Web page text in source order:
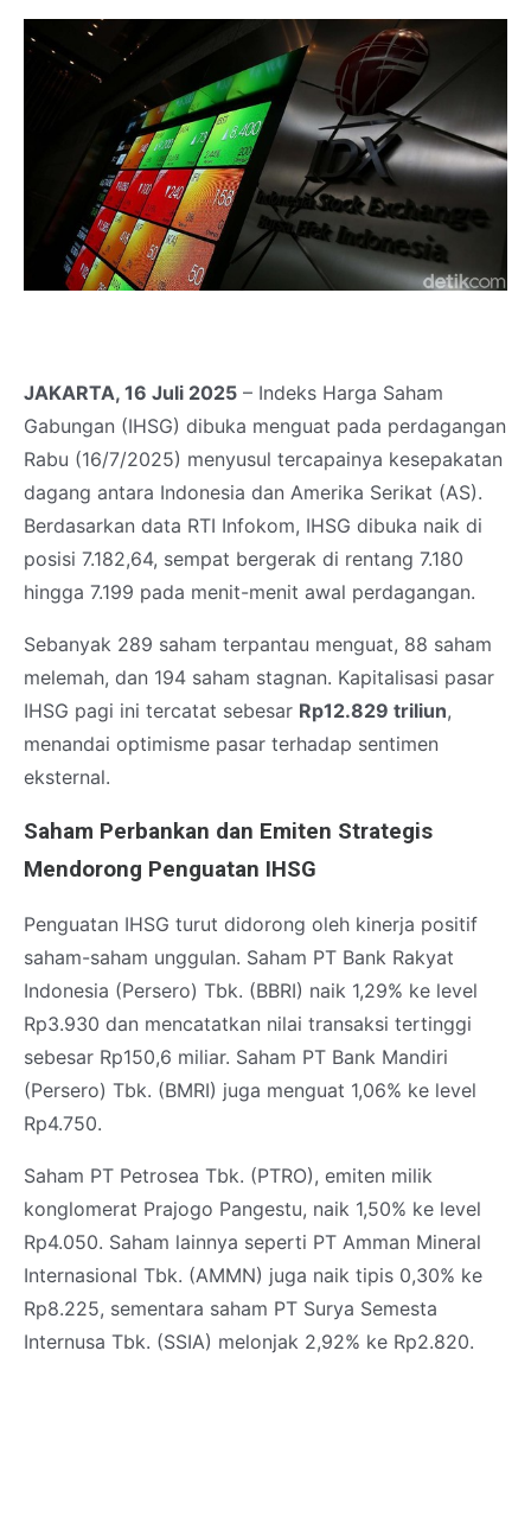
JAKARTA, 16 Juli 2025 – Indeks Harga Saham
Gabungan (IHSG) dibuka menguat pada perdagangan
Rabu (16/7/2025) menyusul tercapainya kesepakatan
dagang antara Indonesia dan Amerika Serikat (AS).
Berdasarkan data RTI Infokom, IHSG dibuka naik di
posisi 7.182,64, sempat bergerak di rentang 7.180
hingga 7.199 pada menit-menit awal perdagangan.
Sebanyak 289 saham terpantau menguat, 88 saham
melemah, dan 194 saham stagnan. Kapitalisasi pasar
IHSG pagi ini tercatat sebesar Rp12.829 triliun,
menandai optimisme pasar terhadap sentimen
eksternal.
Saham Perbankan dan Emiten Strategis
Mendorong Penguatan IHSG
Penguatan IHSG turut didorong oleh kinerja positif
saham-saham unggulan. Saham PT Bank Rakyat
Indonesia (Persero) Tbk. (BBRI) naik 1,29% ke level
Rp3.930 dan mencatatkan nilai transaksi tertinggi
sebesar Rp150,6 miliar. Saham PT Bank Mandiri
(Persero) Tbk. (BMRI) juga menguat 1,06% ke level
Rp4.750.
Saham PT Petrosea Tbk. (PTRO), emiten milik
konglomerat Prajogo Pangestu, naik 1,50% ke level
Rp4.050. Saham lainnya seperti PT Amman Mineral
Internasional Tbk. (AMMN) juga naik tipis 0,30% ke
Rp8.225, sementara saham PT Surya Semesta
Internusa Tbk. (SSIA) melonjak 2,92% ke Rp2.820.